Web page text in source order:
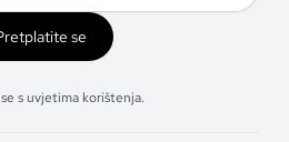
se
s uvjetima korištenja.